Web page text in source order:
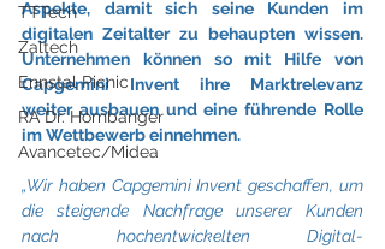
TTTech
Zaltech
Ennstal Picnic
RA Dr. Hornbanger
Avancetec/Midea
Aspekte, damit sich seine Kunden im
digitalen Zeitalter zu behaupten wissen.
Unternehmen können so mit Hilfe von
Capgemini Invent ihre Marktrelevanz
weiter ausbauen und eine führende Rolle
im Wettbewerb einnehmen.
„Wir haben Capgemini Invent geschaffen, um
die steigende Nachfrage unserer Kunden
nach hochentwickelten Digital-